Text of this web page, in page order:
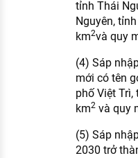
tỉnh Thái
Nguyên,
km2và quy
(4) Sáp
mới có tên
phố Việt
km2và quy
(5) Sáp
2030 trở